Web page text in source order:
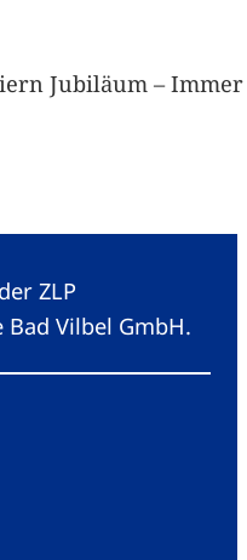
Jubiläum –
ZLP
Vilbel GmbH.